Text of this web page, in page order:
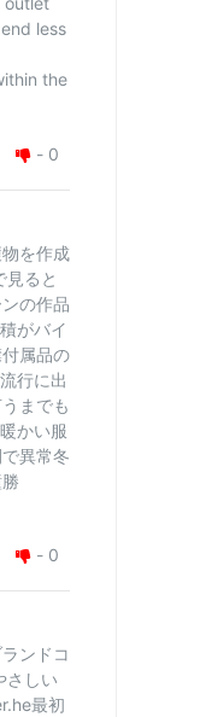
less
the
- 0
を作成
見ると
の作品
がバイ
属品の
行に出
までも
かい服
異常冬
- 0
ンドコ
さしい
最初